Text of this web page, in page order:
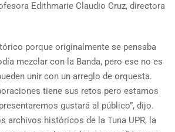
Edithmarie Claudio Cruz, directora
porque originalmente se pensaba
mezclar con la Banda, pero ese no es
unir con un arreglo de orquesta.
tiene sus retos pero estamos
gustará al público”, dijo.
archivos históricos de la Tuna UPR, la